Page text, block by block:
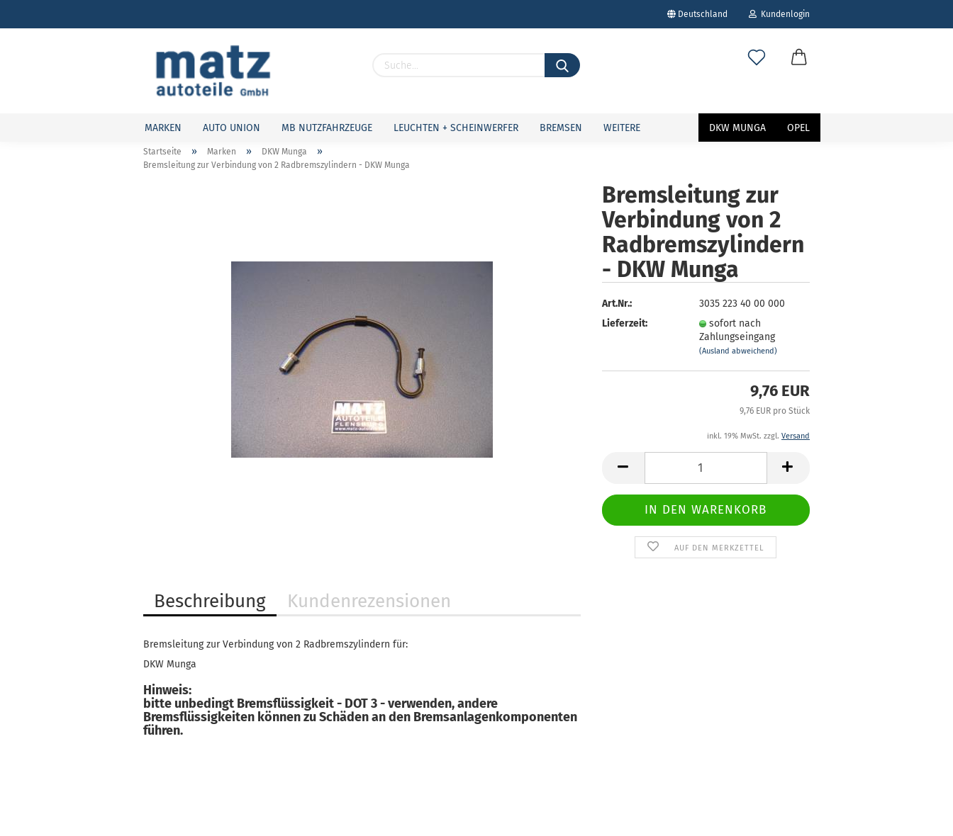
Deutschland Kundenlogin
Konto erstellen
Passwort vergessen?
MARKEN AUTO UNION MB NUTZFAHRZEUGE LEUCHTEN + SCHEINWERFER BREMSEN DKW MUNGA OPEL
WEITERE
Startseite » Marken » DKW Munga »
Bremsleitung zur Verbindung von 2 Radbremszylindern - DKW Munga
Bremsleitung zur
Verbindung von 2
Radbremszylindern
- DKW Munga
Art.Nr.:
3035 223 40 00 000
Lieferzeit:
sofort nach
Zahlungseingang
(Ausland abweichend)
9,76 EUR
9,76 EUR pro Stück
inkl. 19% MwSt. zzgl. Versand
AUF DEN MERKZETTEL
Beschreibung Kundenrezensionen
Bremsleitung zur Verbindung von 2 Radbremszylindern für:
DKW Munga
Hinweis:
bitte unbedingt Bremsflüssigkeit - DOT 3 - verwenden, andere
Bremsflüssigkeiten können zu Schäden an den Bremsanlagenkomponenten
führen.